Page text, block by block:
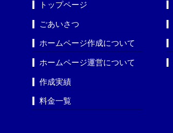
トップページ
ごあいさつ
ホームページ作成について
ホームページ運営について
作成実績
料金一覧